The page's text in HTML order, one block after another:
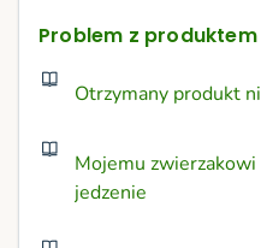
Problem z produktem
Otrzymany produkt
Mojemu
jedzenie